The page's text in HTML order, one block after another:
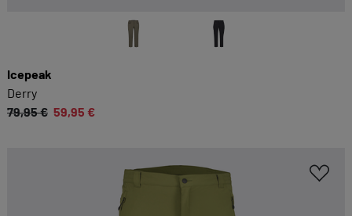
Icepeak
Derry
79,95 € 59,95 €